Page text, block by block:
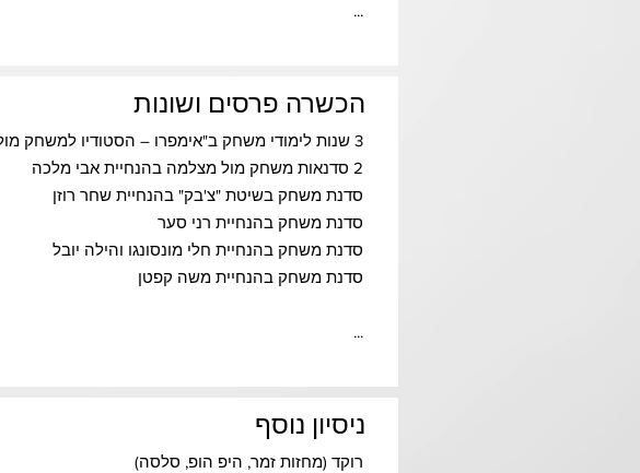
...
הכשרה פרסים ושונות
3 שנות לימודי משחק ב"אימפרו – הסטודיו למשחק מול מצלמה בקולנוע וטלוויזיה"
2 סדנאות משחק מול מצלמה בהנחיית אבי מלכה
סדנת משחק בשיטת "צ'בק" בהנחיית שחר רוזן
סדנת משחק בהנחיית רני סער
סדנת משחק בהנחיית חלי מונסונגו והילה יובל
סדנת משחק בהנחיית משה קפטן
...
ניסיון נוסף
רוקד (מחזות זמר, היפ הופ, סלסה)